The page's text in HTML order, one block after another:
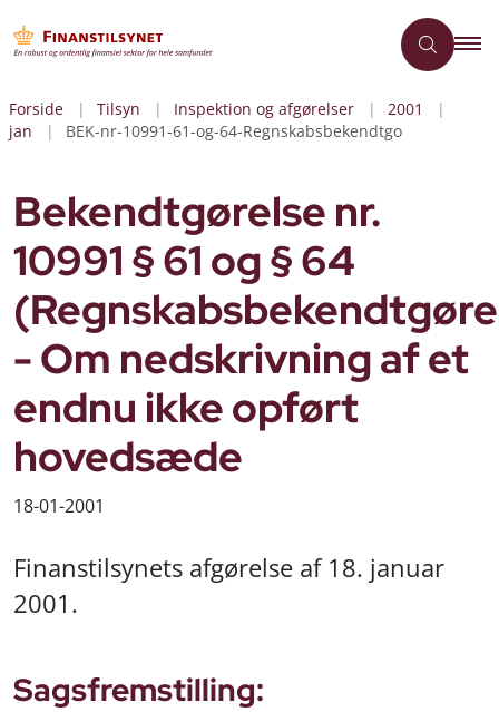
Forside Tilsyn Inspektion og afgørelser
2001
jan
BEK-nr-10991-61-og-64-Regnskabsbekendtgo
Bekendtgørelse nr.
10991 § 61 og § 64
- Om nedskrivning af et
endnu ikke opført
hovedsæde
18-01-2001
Finanstilsynets afgørelse af 18. januar
2001.
Sagsfremstilling: